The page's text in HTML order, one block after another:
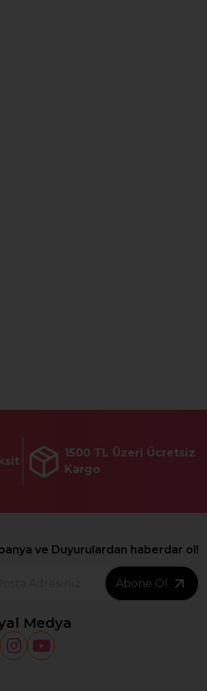
1500 TL Üzeri Ücretsiz
Kargo
ve Duyurulardan haberdar ol!
Abone Ol
Medya